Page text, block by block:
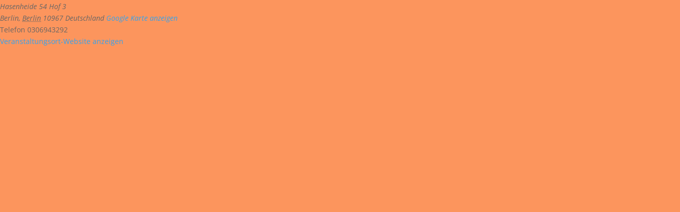
Hasenheide 54 Hof 3
Berlin, Berlin 10967 Deutschland Google Karte anzeigen
Telefon 0306943292
Veranstaltungsort-Website anzeigen